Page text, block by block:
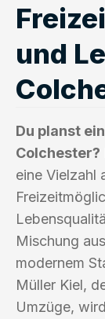
und
Du planst
Colchester?
eine Vielzahl
Mischung
modernem
Müller Kiel,
Umzüge,